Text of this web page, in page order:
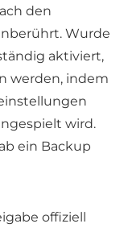
den
Wurde
aktiviert,
werden, indem
wird.
ein Backup
offiziell